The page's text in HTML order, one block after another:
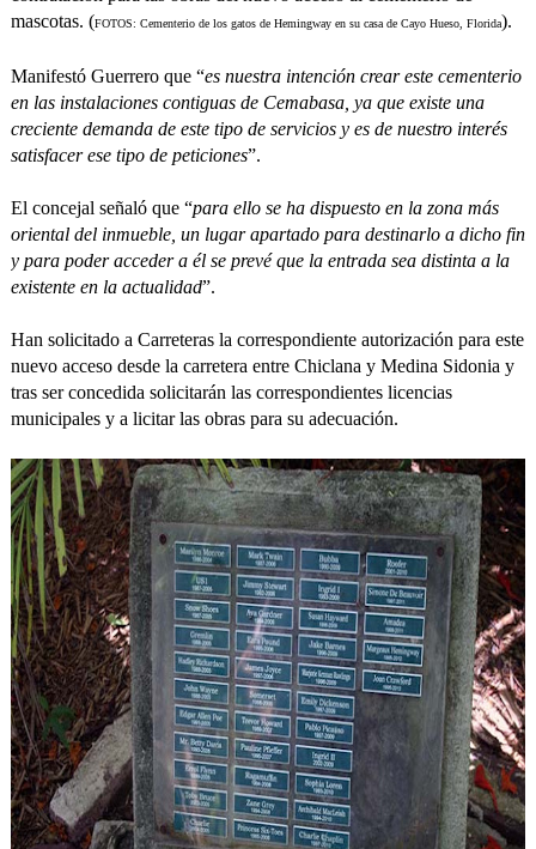
mascotas. (FOTOS: Cementerio de los gatos de Hemingway en su casa de Cayo Hueso, Florida).
Manifestó Guerrero que “es nuestra intención crear este cementerio
en las instalaciones contiguas de Cemabasa, ya que existe una
creciente demanda de este tipo de servicios y es de nuestro interés
satisfacer ese tipo de peticiones”.
El concejal señaló que “para ello se ha dispuesto en la zona más
oriental del inmueble, un lugar apartado para destinarlo a dicho fin
y para poder acceder a él se prevé que la entrada sea distinta a la
existente en la actualidad”.
Han solicitado a Carreteras la correspondiente autorización para este
nuevo acceso desde la carretera entre Chiclana y Medina Sidonia y
tras ser concedida solicitarán las correspondientes licencias
municipales y a licitar las obras para su adecuación.